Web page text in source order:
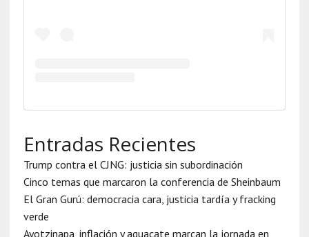
Entradas Recientes
Trump contra el CJNG: justicia sin subordinación
Cinco temas que marcaron la conferencia de Sheinbaum
El Gran Gurú: democracia cara, justicia tardía y fracking
verde
Ayotzinapa, inflación y aguacate marcan la jornada en